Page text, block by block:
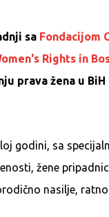
sa Fondacijom
Rights in
prava žena u BiH
godini, sa
žene
nasilje,